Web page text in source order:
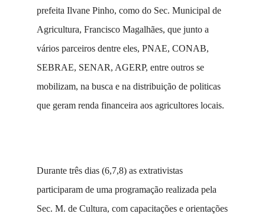
prefeita Ilvane Pinho, como do Sec. Municipal de
Agricultura, Francisco Magalhães, que junto a
vários parceiros dentre eles, PNAE, CONAB,
SEBRAE, SENAR, AGERP, entre outros se
mobilizam, na busca e na distribuição de politicas
que geram renda financeira aos agricultores locais.
Durante três dias (6,7,8) as extrativistas
participaram de uma programação realizada pela
Sec. M. de Cultura, com capacitações e orientações